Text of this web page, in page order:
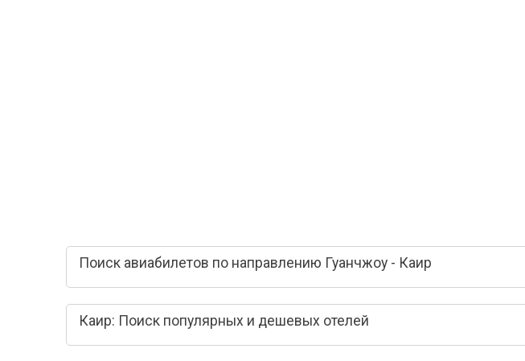
Поиск авиабилетов по направлению Гуанчжоу - Каир
Каир: Поиск популярных и дешевых отелей